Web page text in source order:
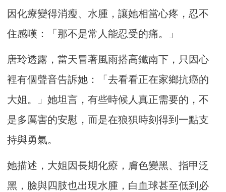
因化療變得消瘦、水腫，讓她相當心疼，忍不
住感嘆：「那不是常人能忍受的痛。」
唐玲透露，當天冒著風雨搭高鐵南下，只因心
裡有個聲音告訴她：「去看看正在家鄉抗癌的
大姐。」她坦言，有些時候人真正需要的，不
是多厲害的安慰，而是在狼狽時刻得到一點支
持與勇氣。
她描述，大姐因長期化療，膚色變黑、指甲泛
黑，臉與四肢也出現水腫，白血球甚至低到必